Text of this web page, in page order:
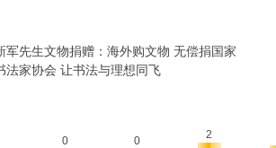
军先生文物捐赠：海外购文物 无偿捐国家
法家协会 让书法与理想同飞
0 0 2